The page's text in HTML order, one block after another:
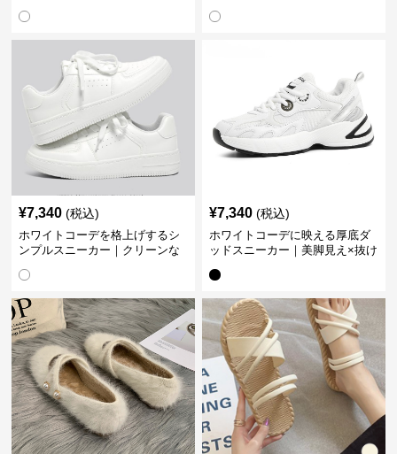
¥7,340 (税込)
ホワイトコーデを格上げするシ
ンプルスニーカー｜クリーンな
¥7,340 (税込)
ホワイトコーデに映える厚底ダ
ッドスニーカー｜美脚見え×抜け